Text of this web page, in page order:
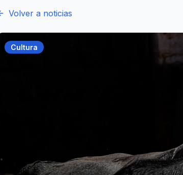
Volver a noticias
Cultura